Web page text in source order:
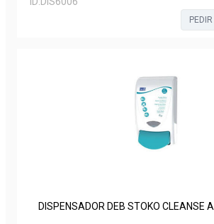
DISPENSADOR DEB STOKO CLEANSE